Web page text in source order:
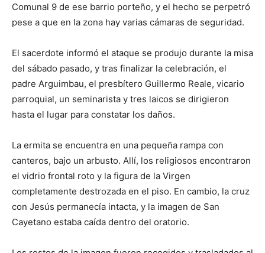
Comunal 9 de ese barrio porteño, y el hecho se perpetró
pese a que en la zona hay varias cámaras de seguridad.
El sacerdote informó el ataque se produjo durante la misa
del sábado pasado, y tras finalizar la celebración, el
padre Arguimbau, el presbítero Guillermo Reale, vicario
parroquial, un seminarista y tres laicos se dirigieron
hasta el lugar para constatar los daños.
La ermita se encuentra en una pequeña rampa con
canteros, bajo un arbusto. Allí, los religiosos encontraron
el vidrio frontal roto y la figura de la Virgen
completamente destrozada en el piso. En cambio, la cruz
con Jesús permanecía intacta, y la imagen de San
Cayetano estaba caída dentro del oratorio.